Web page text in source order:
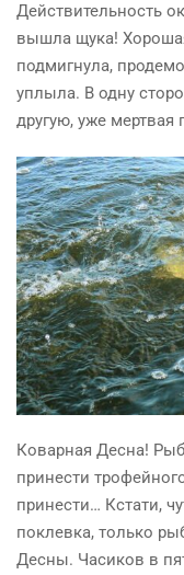
Действительность
вышла щука!
подмигнула,
уплыла. В одну
другую, уже мертвая
Коварная Десна!
принести
принести… Кстати,
поклевка, только
Десны. Часиков в